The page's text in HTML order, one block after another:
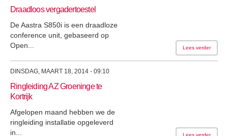
Draadloos vergadertoestel
De Aastra S850i is een draadloze
conference unit, gebaseerd op
Open...
Lees verder
DINSDAG, MAART 18, 2014 - 09:10
Ringleiding AZ Groeninge te
Kortrijk
Afgelopen maand hebben we de
ringleiding installatie opgeleverd
in...
Lees verder